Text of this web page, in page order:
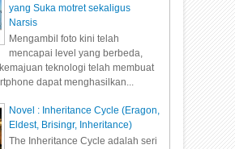
yang Suka motret sekaligus
Narsis
Mengambil foto kini telah
mencapai level yang berbeda,
teknologi telah membuat
dapat menghasilkan...
Novel : Inheritance Cycle (Eragon,
Eldest, Brisingr, Inheritance)
The Inheritance Cycle adalah seri